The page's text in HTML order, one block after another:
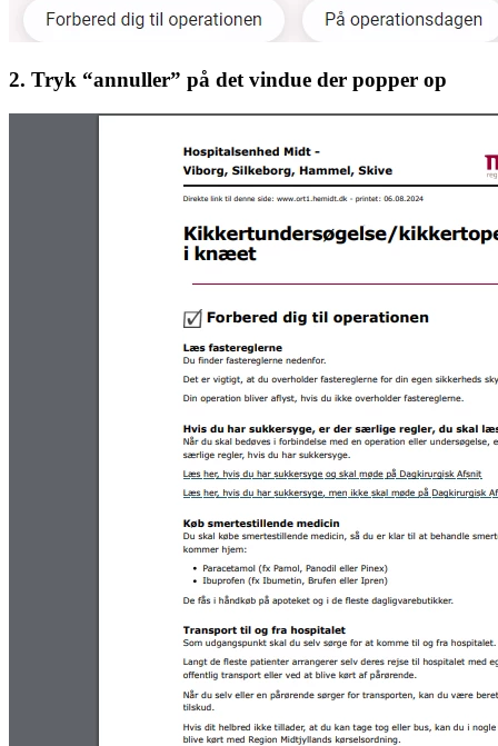
2. Tryk “annuller” på det vindue der popper op